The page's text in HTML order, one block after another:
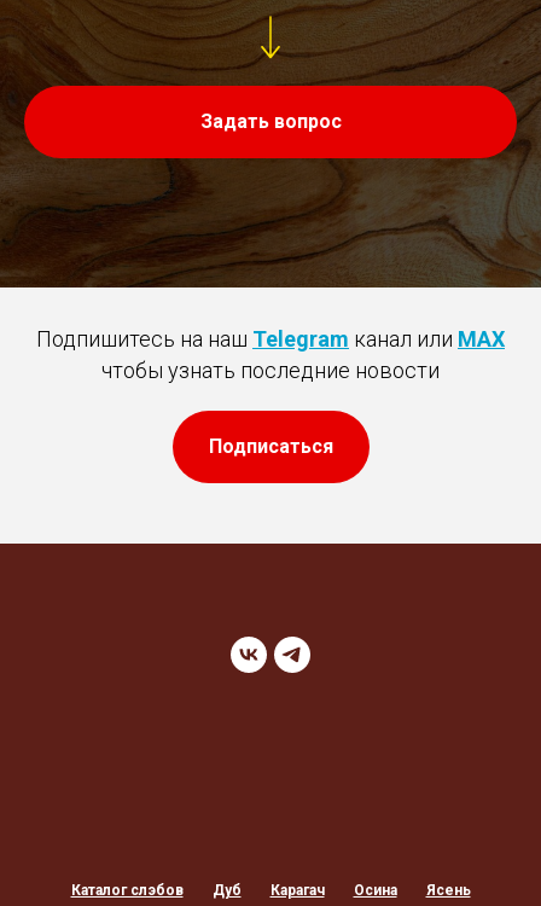
Задать вопрос
Подпишитесь на наш Telegram канал или MAX
чтобы узнать последние новости
Подписаться
Каталог слэбов Дуб Карагач Осина Ясень